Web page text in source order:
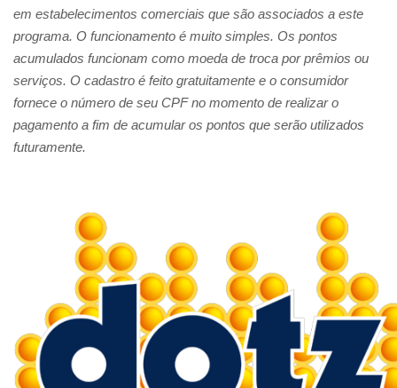
em estabelecimentos comerciais que são associados a este
programa. O funcionamento é muito simples. Os pontos
acumulados funcionam como moeda de troca por prêmios ou
serviços. O cadastro é feito gratuitamente e o consumidor
fornece o número de seu CPF no momento de realizar o
pagamento a fim de acumular os pontos que serão utilizados
futuramente.